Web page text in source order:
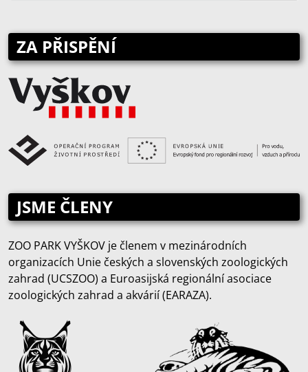
ZA PŘISPĚNÍ
JSME ČLENY
ZOO PARK VYŠKOV je členem v mezinárodních
organizacích Unie českých a slovenských zoologických
zahrad (UCSZOO) a Euroasijská regionální asociace
zoologických zahrad a akvárií (EARAZA).